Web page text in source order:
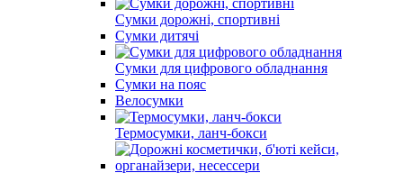
Сумки дорожні, спортивні
Сумки дитячі
Сумки для цифрового обладнання
Сумки на пояс
Велосумки
Термосумки, ланч-бокси